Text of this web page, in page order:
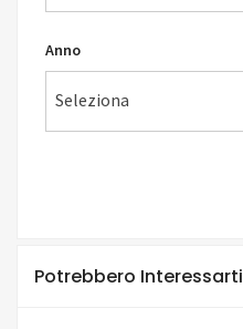
Anno
Seleziona
Potrebbero Interessarti